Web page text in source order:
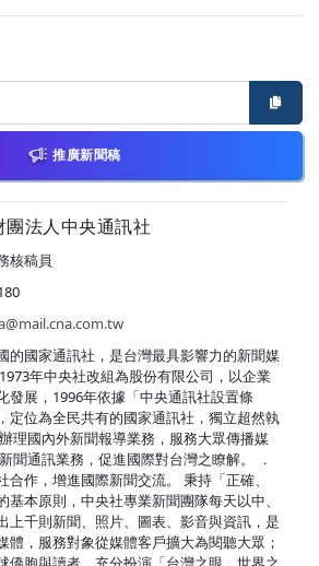
推廣新聞稿
法人中央通訊社
核稿員
的國家通訊社，是台灣最具影響力的新聞媒
年中央社改組為股份有限公司，以企業
發展，1996年依據「中央通訊社設置條
定位為全民共有的國家通訊社，獨立超然執
理國內外新聞報導業務，服務大眾傳播媒
聞通訊業務，促進國際對台灣之瞭解。 ．
合作，增進國際新聞交流。 秉持「正確、
基本原則，中央社專業新聞團隊每天以中、
上千則新聞、照片、圖表、影音與資訊，是
體，服務對象從媒體客戶擴大為閱聽大眾；